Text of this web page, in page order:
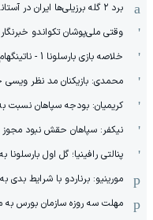
برد ۲ گله برزیلی‌ها ایران در آستانه آغاز لیگ برتر
وقتی ملی‌پوشان تکواندو
خلاصه بازی بارسلونا 1 - ناتینگهام فارست 0
محمدی: بازیکنان مد نظر
کریمیان: بودجه سپاهان نسبت
نیکفر: سپاهان حقش نبود مجوز
پنالتی رافینیا؛ گل اول بارسلونا
مورینیو: برناردو با شرایط بدی
مهلت سه روزه سازمان بورس به